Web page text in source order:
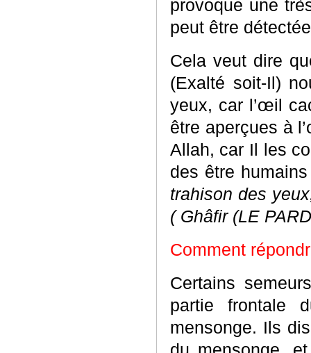
provoque une
peut être
Cela veut dire
(Exalté soit-Il)
yeux, car l’œil
être aperçues à
Allah, car Il les
des être
trahison des
( Ghâfir (LE
Comment
Certains
partie frontale
mensonge. Ils